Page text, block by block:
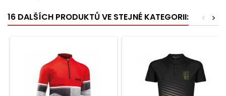
16 DALŠÍCH PRODUKTŮ VE STEJNÉ KATEGORII: >
<